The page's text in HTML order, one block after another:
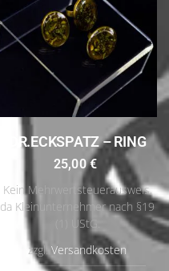
DR.ECKSPATZ – RING
25,00€
Kein Mehrwertsteuerausweis,
da Kleinunternehmer nach §19
(1) UStG.
zzgl. Versandkosten